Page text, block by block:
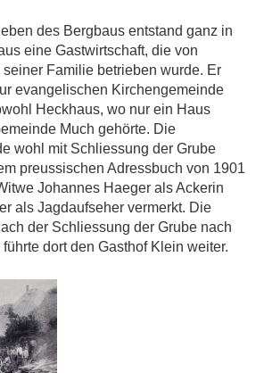
des Bergbaus entstand ganz in
eine Gastwirtschaft, die von
Familie betrieben wurde. Er
evangelischen Kirchengemeinde
Heckhaus, wo nur ein Haus
Much gehörte. Die
wohl mit Schliessung der Grube
preussischen Adressbuch von 1901
Johannes Haeger als Ackerin
als Jagdaufseher vermerkt. Die
der Schliessung der Grube nach
dort den Gasthof Klein weiter.